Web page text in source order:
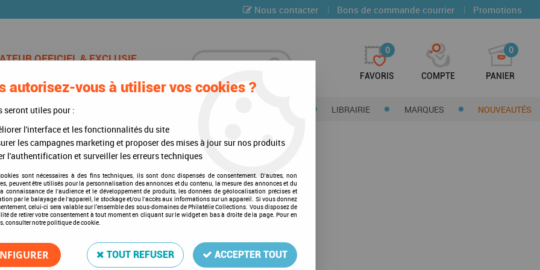
Nous contacter | Bons de commande courrier | Promotions
0
FAVORIS COMPTE
0
PANIER
DE CHAMPAGNE LIBRAIRIE MARQUES NOUVEAUTÉS
>Saint Vincent et les Grenadines
Saint Vincent et les Grenadines
autorisez-vous à utiliser vos cookies ?
seront utiles pour :
l'interface et les fonctionnalités du site
les campagnes marketing et proposer des mises à jour sur nos produits
l'authentification et surveiller les erreurs techniques
sont nécessaires à des fins techniques, ils sont donc dispensés de consentement. D'autres, non
peuvent être utilisés pour la personnalisation des annonces et du contenu, la mesure des annonces et du
connaissance de l'audience et le développement de produits, les données de géolocalisation précises et
par le balayage de l'appareil, le stockage et/ou l'accès aux informations sur un appareil. Si vous donnez
celui-ci sera valable sur l’ensemble des sous-domaines de Philatélie Collections. Vous disposez de
de retirer votre consentement à tout moment en cliquant sur le widget en bas à droite de la page. Pour en
consulter notre politique de cookie.
TOUT REFUSER ACCEPTER TOUT